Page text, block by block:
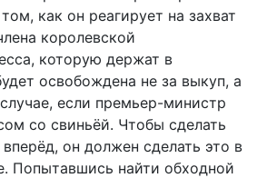
как он реагирует на захват
королевской
которую держат в
освобождена не за выкуп, а
если премьер-министр
со свиньёй. Чтобы сделать
он должен сделать это в
Попытавшись найти обходной